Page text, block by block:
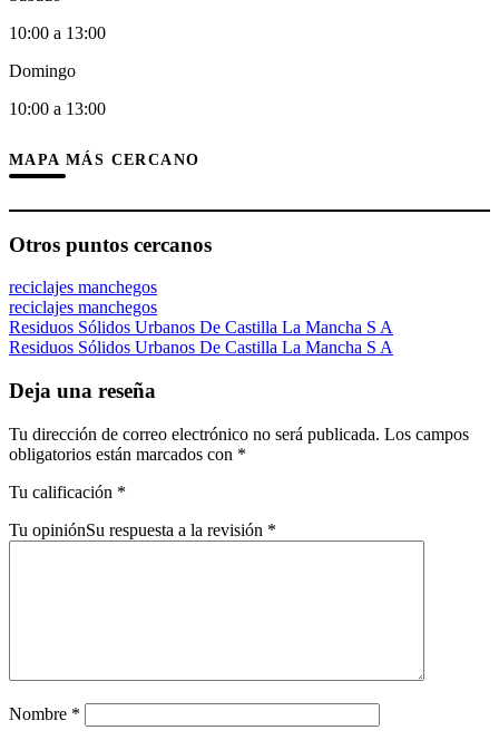
10:00 a 13:00
Domingo
10:00 a 13:00
MAPA MÁS CERCANO
Otros puntos cercanos
reciclajes manchegos
reciclajes manchegos
Residuos Sólidos Urbanos De Castilla La Mancha S A
Residuos Sólidos Urbanos De Castilla La Mancha S A
Deja una reseña
Tu dirección de correo electrónico no será publicada. Los campos
obligatorios están marcados con *
Tu calificación *
Tu opiniónSu respuesta a la revisión *
Nombre *